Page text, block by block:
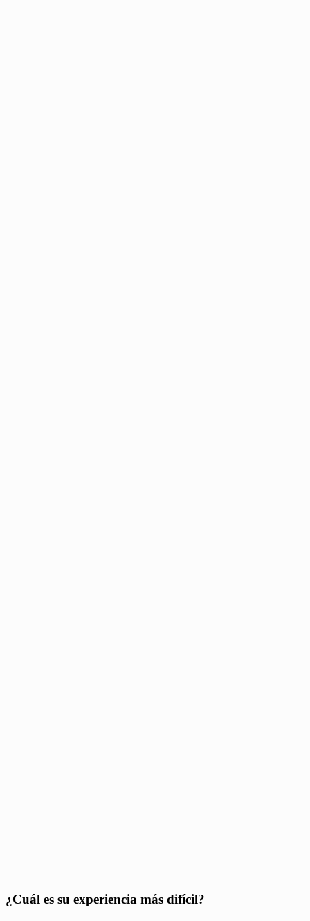
¿Cuál es su experiencia más difícil?